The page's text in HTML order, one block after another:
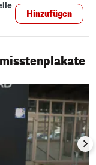
Hinzufügen